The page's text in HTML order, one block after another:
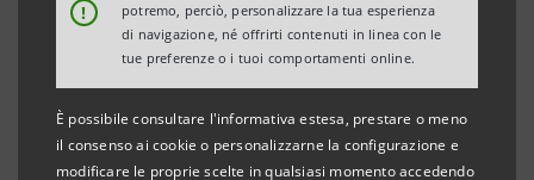
!
potremo, perciò, personalizzare la tua esperienza
di navigazione, né offrirti contenuti in linea con le
tue preferenze o i tuoi comportamenti online.
È possibile consultare l'informativa estesa, prestare o meno
il consenso ai cookie o personalizzarne la configurazione e
modificare le proprie scelte in qualsiasi momento accedendo
Milano, 15 Ottobre 2015 – Intesa Sanpaolo
, insieme a
Pearson English Business Solutions (PEBS), ha